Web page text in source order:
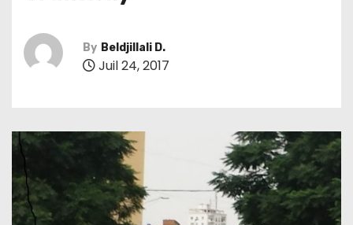
By Beldjillali D.
Juil 24, 2017